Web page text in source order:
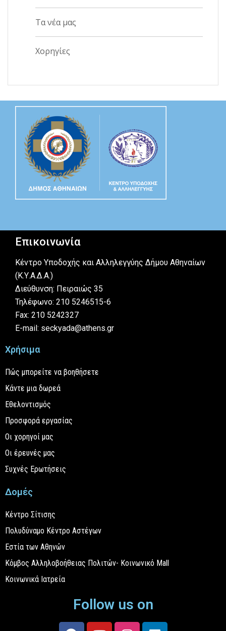
Τα νέα μας
Χορηγίες
Επικοινωνία
Κέντρο Υποδοχής και Αλληλεγγύης Δήμου Αθηναίων
(Κ.Υ.Α.Δ.Α.)
Διεύθυνση: Πειραιώς 35
Τηλέφωνο: 210 5246515-6
Fax: 210 5242327
E-mail: seckyada@athens.gr
Χρήσιμα
Πώς μπορείτε να βοηθήσετε
Κάντε μια δωρεά
Εθελοντισμός
Προσφορά εργασίας
Οι χορηγοί μας
Οι έρευνές μας
Συχνές Ερωτήσεις
Δομές
Κέντρο Σίτισης
Πολυδύναμο Κέντρο Αστέγων
Εστία των Αθηνών
Κόμβος Αλληλοβοήθειας Πολιτών- Κοινωνικό Mall
Κοινωνικά Ιατρεία
Follow us on